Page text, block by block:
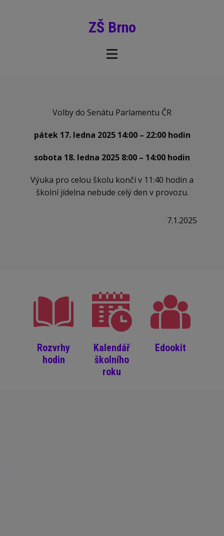
ZŠ Brno
Volby do Senátu Parlamentu ČR
pátek 17. ledna 2025 14:00 – 22:00 hodin
sobota 18. ledna 2025 8:00 – 14:00 hodin
Výuka pro celou školu končí v 11:40 hodin a
školní jídelna nebude celý den v provozu.
7.1.2025
Rozvrhy
hodin
Kalendář
školního
roku
Edookit